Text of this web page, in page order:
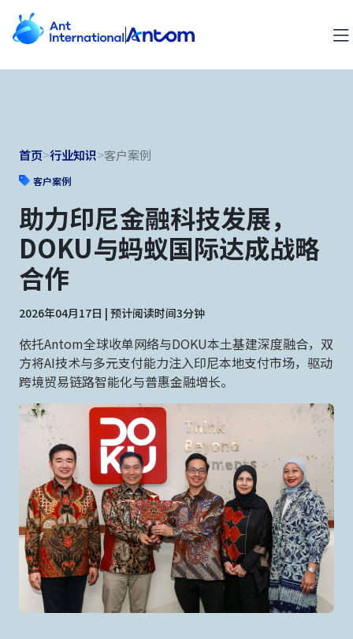
首页>行业知识>客户案例
客户案例
助力印尼金融科技发展，
DOKU与蚂蚁国际达成战略
合作
2026年04月17日 | 预计阅读时间3分钟
依托Antom全球收单网络与DOKU本土基建深度融合，双
方将AI技术与多元支付能力注入印尼本地支付市场，驱动
跨境贸易链路智能化与普惠金融增长。